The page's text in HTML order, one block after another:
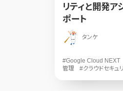
リティと開発ア
ポート
タンケ
#Google Cloud NEXT
管理
#クラウドセキュ